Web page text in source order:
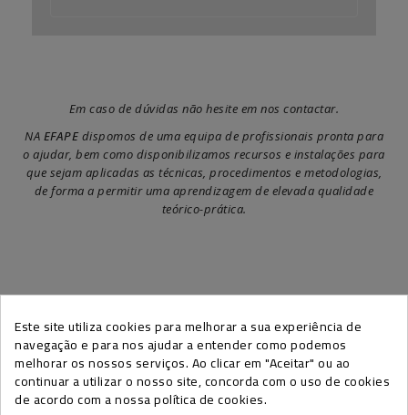
Em caso de dúvidas não hesite em nos contactar.
NA EFAPE dispomos de uma equipa de profissionais pronta para
o ajudar, bem como disponibilizamos recursos e instalações para
que sejam aplicadas as técnicas, procedimentos e metodologias,
de forma a permitir uma aprendizagem de elevada qualidade
teórico-prática.
SUBSCREVA A NEWSLETTER EFAPE
Este site utiliza cookies para melhorar a sua experiência de
navegação e para nos ajudar a entender como podemos
melhorar os nossos serviços. Ao clicar em "Aceitar" ou ao
continuar a utilizar o nosso site, concorda com o uso de cookies
de acordo com a nossa política de cookies.